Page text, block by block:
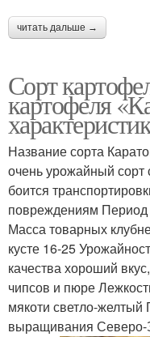
читать дальше →
Сорт
картофеля
Название сорта
очень урожайный
боится
повреждениям Период
Масса товарных
кусте 16-25
качества хороший
чипсов и пюре
мякоти светло-
выращивания